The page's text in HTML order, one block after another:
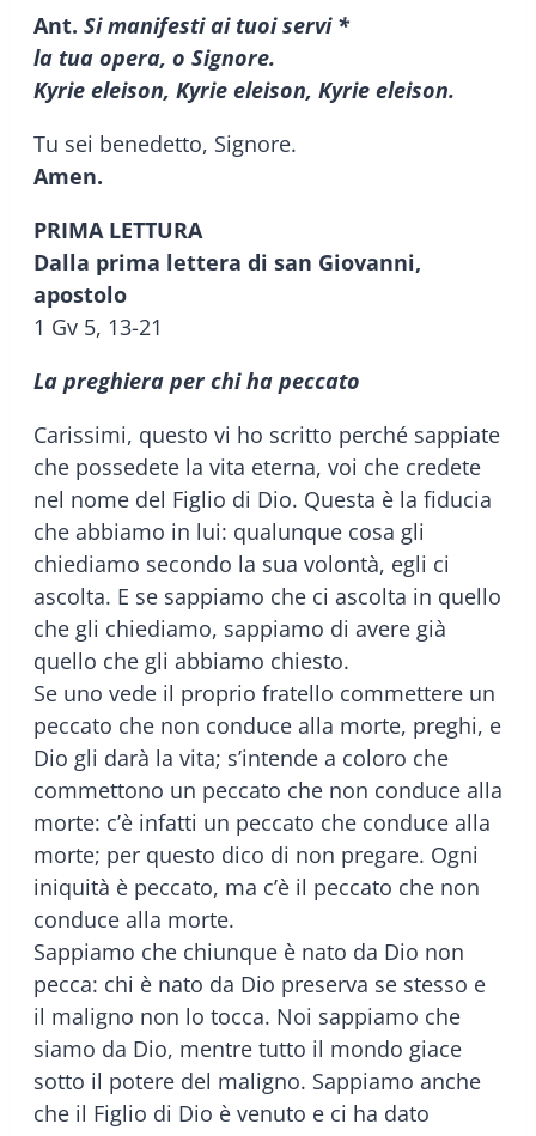
Ant. Si manifesti ai tuoi servi *
la tua opera, o Signore.
Kyrie eleison, Kyrie eleison, Kyrie eleison.
Tu sei benedetto, Signore.
Amen.
PRIMA LETTURA
Dalla prima lettera di san Giovanni,
apostolo
1 Gv 5, 13-21
La preghiera per chi ha peccato
Carissimi, questo vi ho scritto perché sappiate
che possedete la vita eterna, voi che credete
nel nome del Figlio di Dio. Questa è la fiducia
che abbiamo in lui: qualunque cosa gli
chiediamo secondo la sua volontà, egli ci
ascolta. E se sappiamo che ci ascolta in quello
che gli chiediamo, sappiamo di avere già
quello che gli abbiamo chiesto.
Se uno vede il proprio fratello commettere un
peccato che non conduce alla morte, preghi, e
Dio gli darà la vita; s’intende a coloro che
commettono un peccato che non conduce alla
morte: c’è infatti un peccato che conduce alla
morte; per questo dico di non pregare. Ogni
iniquità è peccato, ma c’è il peccato che non
conduce alla morte.
Sappiamo che chiunque è nato da Dio non
pecca: chi è nato da Dio preserva se stesso e
il maligno non lo tocca. Noi sappiamo che
siamo da Dio, mentre tutto il mondo giace
sotto il potere del maligno. Sappiamo anche
che il Figlio di Dio è venuto e ci ha dato